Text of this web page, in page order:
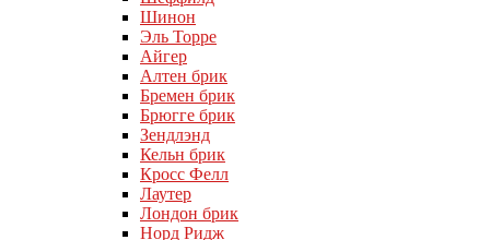
Шинон
Эль Торре
Айгер
Алтен брик
Бремен брик
Брюгге брик
Зендлэнд
Кельн брик
Кросс Фелл
Лаутер
Лондон брик
Норд Ридж